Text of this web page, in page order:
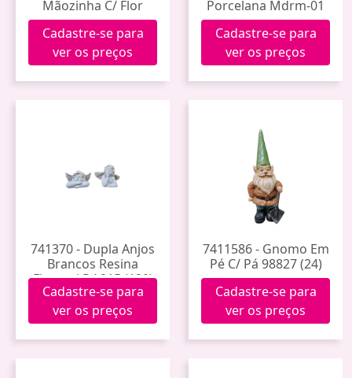
Mãozinha C/ Flor
Cadastre-se para
ver os preços
Porcelana Mdrm-01
Cadastre-se para
ver os preços
741370 - Dupla Anjos
Brancos Resina
Fiorucci P L215 (120)
Cadastre-se para
ver os preços
7411586 - Gnomo Em
Pé C/ Pá 98827 (24)
Cadastre-se para
ver os preços